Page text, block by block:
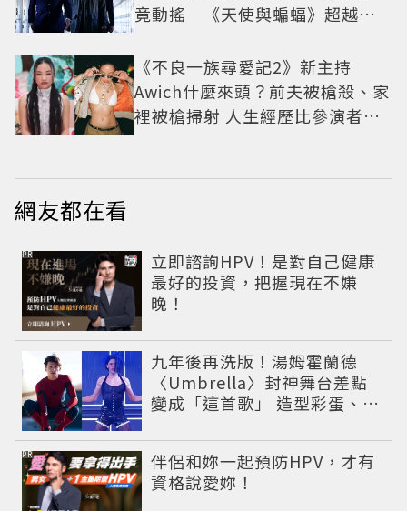
竟動搖 《天使與蝙蝠》超越懸
《不良一族尋愛記2》新主持
Awich什麼來頭？前夫被槍殺、家
裡被槍掃射 人生經歷比參演者還
網友都在看
立即諮詢HPV！是對自己健康
最好的投資，把握現在不嫌
晚！
PR
九年後再洗版！湯姆霍蘭德
〈Umbrella〉封神舞台差點
變成「這首歌」 造型彩蛋、暖
伴侶和妳一起預防HPV，才有
資格說愛妳！
PR